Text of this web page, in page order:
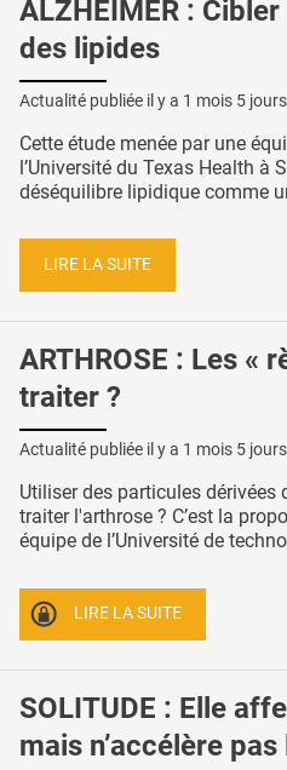
ALZHEIMER :
des lipides
Actualité publiée il y a 1 mois 5 jours
Cette étude menée par une
l’Université du Texas Health à
déséquilibre lipidique comme
LIRE LA SUITE
ARTHROSE : Les «
traiter ?
Actualité publiée il y a 1 mois 5 jours
Utiliser des particules dérivées
traiter l'arthrose ? C’est la
équipe de l’Université de
LIRE LA SUITE
SOLITUDE : Elle
mais n’accélère